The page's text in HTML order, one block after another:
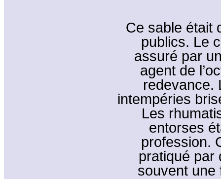
Ce sable était
publics. Le
assuré par
agent de
redevance.
intempéries
Les
entorses
profession.
pratiqué par
souvent une